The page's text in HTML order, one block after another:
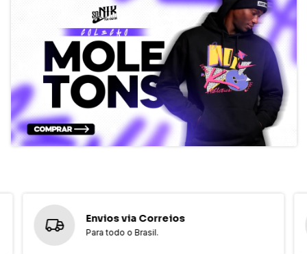
Envios via Correios
Para todo o Brasil.